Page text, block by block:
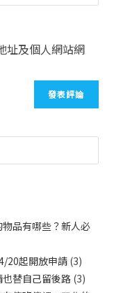
址及個人網站網
物品有哪些？新人必
20起開放申請 (3)
也替自己留後路 (3)